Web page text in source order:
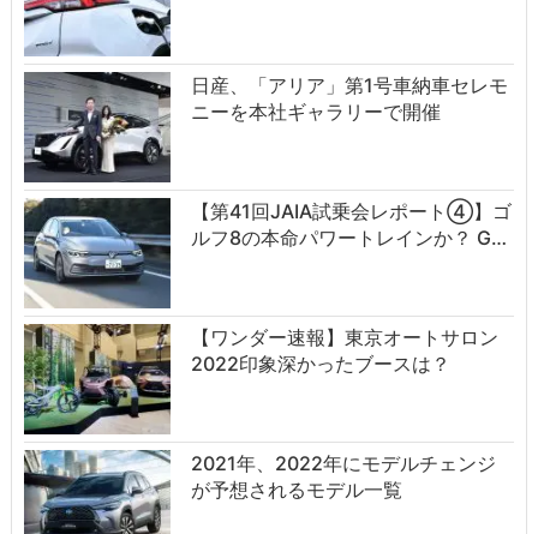
日産、「アリア」第1号車納車セレモ
ニーを本社ギャラリーで開催
【第41回JAIA試乗会レポート④】ゴ
ルフ8の本命パワートレインか？ G…
【ワンダー速報】東京オートサロン
2022印象深かったブースは？
2021年、2022年にモデルチェンジ
が予想されるモデル一覧